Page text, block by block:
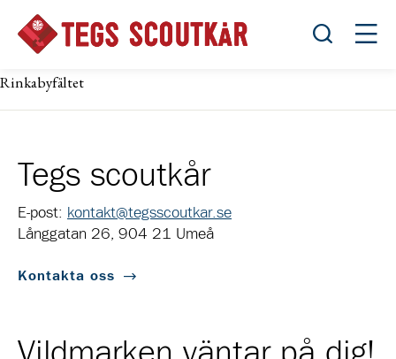
Öppna
Rinkabyfältet
Tegs scoutkår
E-post: kontakt@tegsscoutkar.se
Långgatan 26, 904 21 Umeå
Kontakta oss